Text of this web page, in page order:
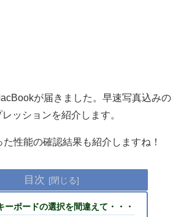
が届きました。早速写真込みの
ッションを紹介します。
性能の確認結果も紹介しますね！
目次
ーボードの選択を間違えて・・・